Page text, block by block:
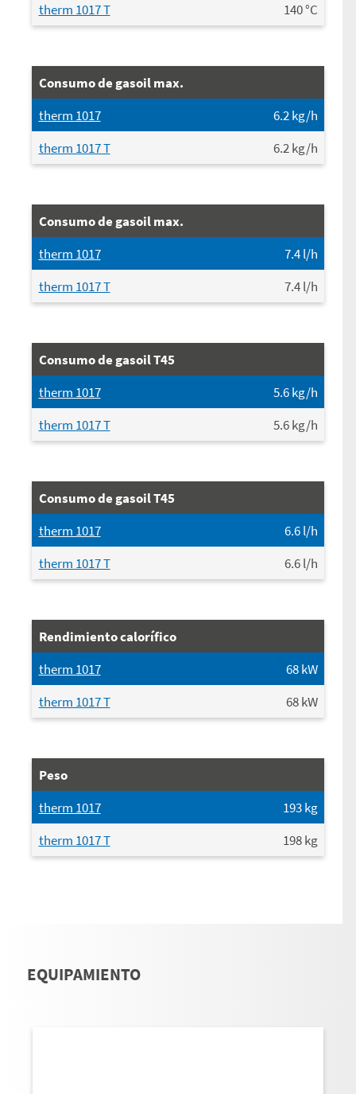
therm 1017 T 140°C
Consumo de gasoil max.
therm 1017
6.2kg/h
therm 1017 T
6.2kg/h
Consumo de gasoil max.
therm 1017
7.4l/h
therm 1017 T
7.4l/h
Consumo de gasoil T45
therm 1017
5.6kg/h
therm 1017 T
5.6kg/h
Consumo de gasoil T45
therm 1017
6.6l/h
therm 1017 T
6.6l/h
Rendimiento calorífico
therm 1017
68kW
therm 1017 T
68kW
Peso
therm 1017
193kg
therm 1017 T
198kg
EQUIPAMIENTO